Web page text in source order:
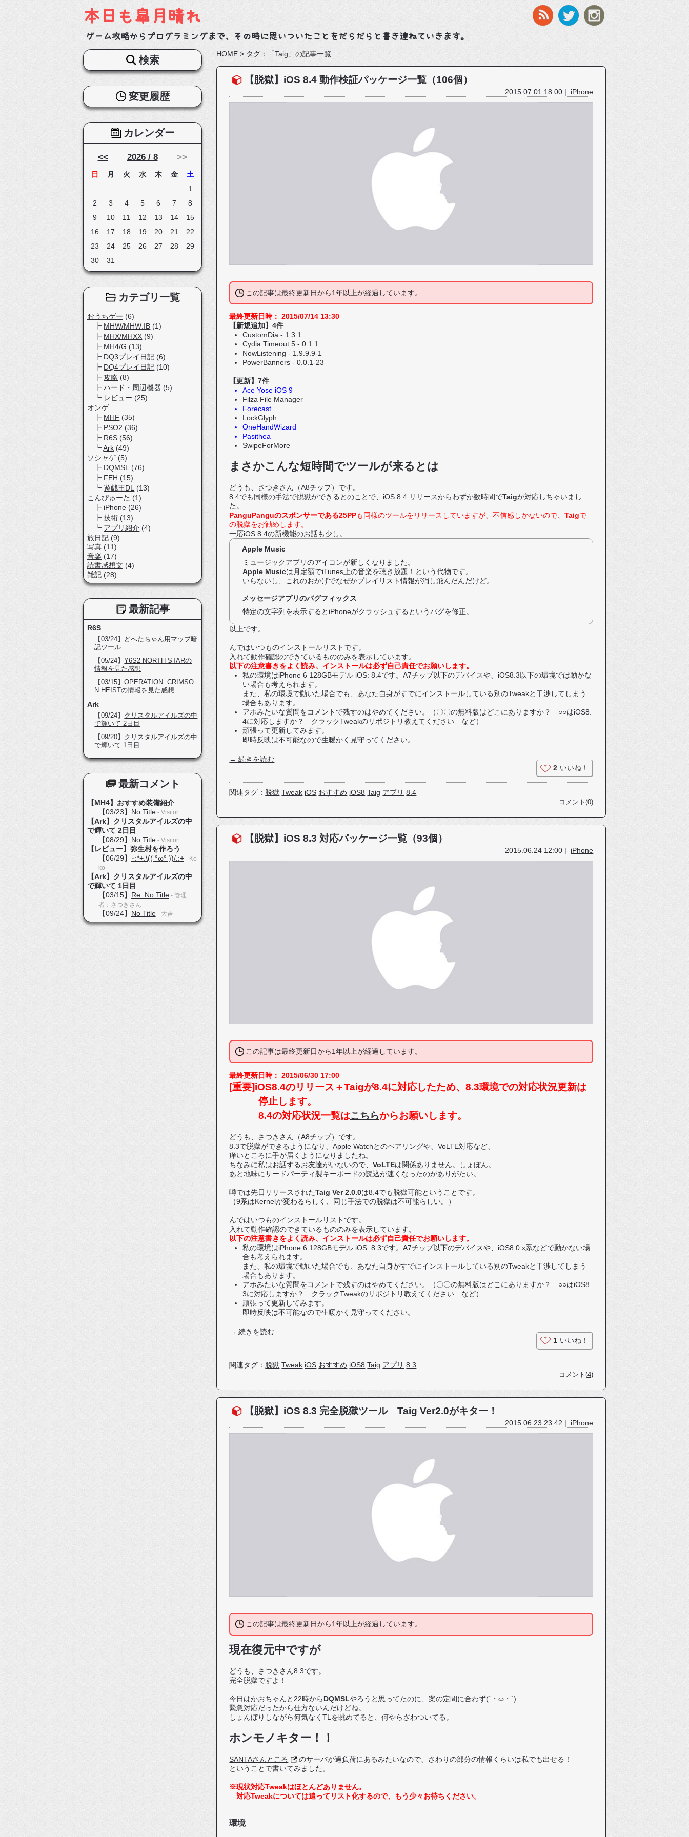
本日も皐月晴れ
ゲーム攻略からプログラミングまで、その時に思いついたことをだらだらと書き連ねていきます。
HOME > タグ：「Taig」の記事一覧
【脱獄】iOS 8.4 動作検証パッケージ一覧（106個）
2015.07.01 18:00 | iPhone
この記事は最終更新日から1年以上が経過しています。
最終更新日時： 2015/07/14 13:30
【新規追加】4件
CustomDia - 1.3.1
Cydia Timeout 5 - 0.1.1
NowListening - 1.9.9.9-1
PowerBanners - 0.0.1-23
【更新】7件
Ace Yose iOS 9
Filza File Manager
Forecast
LockGlyph
OneHandWizard
Pasithea
SwipeForMore
まさかこんな短時間でツールが来るとは
どうも、さつきさん（A8チップ）です。
8.4でも同様の手法で脱獄ができるとのことで、iOS 8.4 リリースからわずか数時間でTaigが対応しちゃいまし
た。
PanguPanguのスポンサーである25PPも同様のツールをリリースしていますが、不信感しかないので、Taigで
の脱獄をお勧めします。
一応iOS 8.4の新機能のお話も少し。
Apple Music
ミュージックアプリのアイコンが新しくなりました。
Apple Musicは月定額でiTunes上の音楽を聴き放題！という代物です。
いらないし、これのおかげでなぜかプレイリスト情報が消し飛んだんだけど。
メッセージアプリのバグフィックス
特定の文字列を表示するとiPhoneがクラッシュするというバグを修正。
以上です。
んではいつものインストールリストです。
入れて動作確認のできているもののみを表示しています。
以下の注意書きをよく読み、インストールは必ず自己責任でお願いします。
私の環境はiPhone 6 128GBモデル iOS: 8.4です。A7チップ以下のデバイスや、iOS8.3以下の環境では動かな
い場合も考えられます。
また、私の環境で動いた場合でも、あなた自身がすでにインストールしている別のTweakと干渉してしまう
場合もあります。
アホみたいな質問をコメントで残すのはやめてください。（〇〇の無料版はどこにありますか？ ○○はiOS8.
4に対応しますか？ クラックTweakのリポジトリ教えてください など）
頑張って更新してみます。
即時反映は不可能なので生暖かく見守ってください。
→ 続きを読む
2 いいね！
関連タグ： 脱獄 Tweak iOS おすすめ iOS8 Taig アプリ 8.4
コメント(0)
【脱獄】iOS 8.3 対応パッケージ一覧（93個）
2015.06.24 12:00 | iPhone
この記事は最終更新日から1年以上が経過しています。
最終更新日時： 2015/06/30 17:00
[重要]iOS8.4のリリース＋Taigが8.4に対応したため、8.3環境での対応状況更新は
停止します。
8.4の対応状況一覧はこちらからお願いします。
どうも、さつきさん（A8チップ）です。
8.3で脱獄ができるようになり、Apple Watchとのペアリングや、VoLTE対応など、
痒いところに手が届くようになりましたね。
ちなみに私はお話するお友達がいないので、VoLTEは関係ありません。しょぼん。
あと地味にサードパーティ製キーボードの読込が速くなったのがありがたい。
噂では先日リリースされたTaig Ver 2.0.0は8.4でも脱獄可能ということです。
（9系はKernelが変わるらしく、同じ手法での脱獄は不可能らしい。）
んではいつものインストールリストです。
入れて動作確認のできているもののみを表示しています。
以下の注意書きをよく読み、インストールは必ず自己責任でお願いします。
私の環境はiPhone 6 128GBモデル iOS: 8.3です。A7チップ以下のデバイスや、iOS8.0.x系などで動かない場
合も考えられます。
また、私の環境で動いた場合でも、あなた自身がすでにインストールしている別のTweakと干渉してしまう
場合もあります。
アホみたいな質問をコメントで残すのはやめてください。（〇〇の無料版はどこにありますか？ ○○はiOS8.
3に対応しますか？ クラックTweakのリポジトリ教えてください など）
頑張って更新してみます。
即時反映は不可能なので生暖かく見守ってください。
→ 続きを読む
1 いいね！
関連タグ： 脱獄 Tweak iOS おすすめ iOS8 Taig アプリ 8.3
コメント(4)
【脱獄】iOS 8.3 完全脱獄ツール Taig Ver2.0がキター！
2015.06.23 23:42 | iPhone
この記事は最終更新日から1年以上が経過しています。
現在復元中ですが
どうも、さつきさん8.3です。
完全脱獄ですよ！
今日はかおちゃんと22時からDQMSLやろうと思ってたのに、案の定間に合わず(´・ω・`)
緊急対応だったから仕方ないんだけどね。
しょんぼりしながら何気なくTLを眺めてると、何やらざわついてる。
ホンモノキター！！
SANTAさんところ
のサーバが過負荷にあるみたいなので、さわりの部分の情報くらいは私でも出せる！
ということで書いてみました。
※現状対応Tweakはほとんどありません。
対応Tweakについては追ってリスト化するので、もう少々お待ちください。
環境
検索
変更履歴
カレンダー
<< 2026 / 8 >>
日 月 火 水 木 金
土
1
2
3 4 5 6 7
8
9
10 11 12 13 14
15
16
17 18 19 20 21
22
23
24 25 26 27 28
29
30
31
カテゴリ一覧
おうちゲー (6)
MHW/MHW:IB (1)
MHX/MHXX (9)
MH4/G (13)
DQ3プレイ日記 (6)
DQ4プレイ日記 (10)
攻略 (8)
ハード・周辺機器 (5)
レビュー (25)
オンゲ
MHF (35)
PSO2 (36)
R6S (56)
Ark (49)
ソシャゲ(5)
DQMSL
(76)
FEH (15)
遊戯王DL
(13)
こんぴゅーた (1)
iPhone (26)
技術 (13)
アプリ紹介 (4)
旅日記 (9)
写真 (11)
音楽 (17)
読書感想文 (4)
雑記 (28)
最新記事
R6S
【03/24】
どへたちゃん用マップ暗
記ツール
【05/24】Y6S2 NORTH STARの
情報を見た感想
【03/15】OPERATION: CRIMSO
N HEISTの情報を見た感想
Ark
【09/24】 クリスタルアイルズの中
で輝いて 2日目
【09/20】 クリスタルアイルズの中
で輝いて 1日目
最新コメント
【MH4】おすすめ装備紹介
【03/23】 No Title- Visitor
【Ark】クリスタルアイルズの中
で輝いて 2日目
【08/29】 No Title- Visitor
【レビュー】弥生村を作ろう
【06/29】
･:*+.\(( °ω° ))/.:+- Ko
ko
【Ark】クリスタルアイルズの中
で輝いて 1日目
【03/15】 Re: No Title- 管理
者：さつきさん
【09/24】 No Title- 大吉